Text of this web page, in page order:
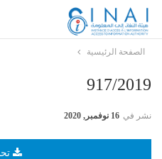
الصفحة الرئيسية
917/2019
نشر في 16 نوفمبر, 2020